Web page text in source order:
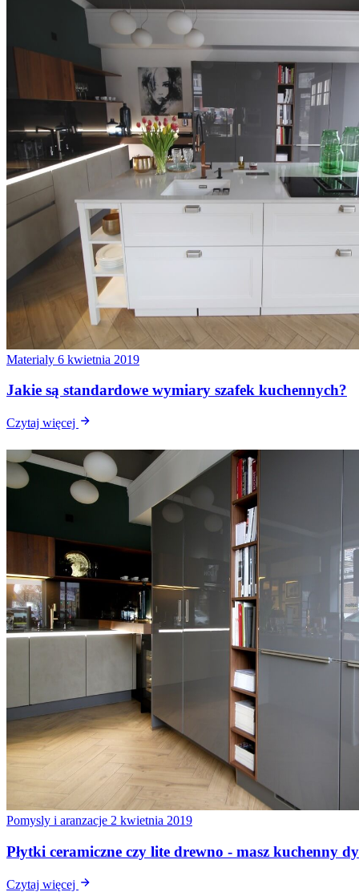
Materialy 6 kwietnia 2019
Jakie są standardowe wymiary szafek kuchennych?
Czytaj więcej
Pomysly i aranzacje 2 kwietnia 2019
Płytki ceramiczne czy lite drewno - masz kuchenny
Czytaj więcej